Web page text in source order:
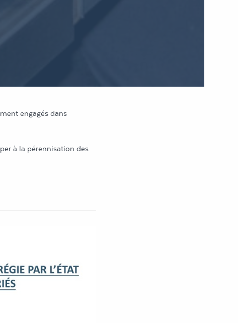
accueilli pas moins de
engagés dans
à la pérennisation des